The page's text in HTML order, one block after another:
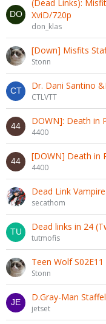
(Dead Links):
XviD/720p
don_klas
[Down] Misfits
Stonn
Dr. Dani Santino
CTLVTT
DOWN]: Death in
4400
[DOWN] Death in
4400
Dead Link
secathom
Dead links in 24
tutmofis
Teen Wolf
Stonn
D.Gray-Man
jetset